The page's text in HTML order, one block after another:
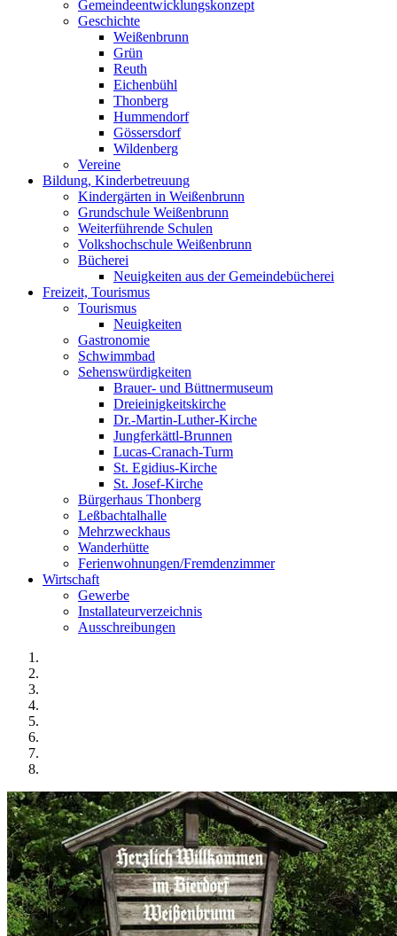
Gemeindeentwicklungskonzept
Geschichte
Weißenbrunn
Grün
Reuth
Eichenbühl
Thonberg
Hummendorf
Gössersdorf
Wildenberg
Vereine
Bildung, Kinderbetreuung
Kindergärten in Weißenbrunn
Grundschule Weißenbrunn
Weiterführende Schulen
Volkshochschule Weißenbrunn
Bücherei
Neuigkeiten aus der Gemeindebücherei
Freizeit, Tourismus
Tourismus
Neuigkeiten
Gastronomie
Schwimmbad
Sehenswürdigkeiten
Brauer- und Büttnermuseum
Dreieinigkeitskirche
Dr.-Martin-Luther-Kirche
Jungferkättl-Brunnen
Lucas-Cranach-Turm
St. Egidius-Kirche
St. Josef-Kirche
Bürgerhaus Thonberg
Leßbachtalhalle
Mehrzweckhaus
Wanderhütte
Ferienwohnungen/Fremdenzimmer
Wirtschaft
Gewerbe
Installateurverzeichnis
Ausschreibungen